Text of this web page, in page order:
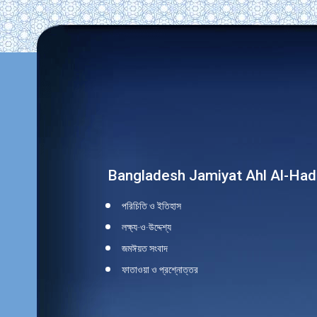
Bangladesh Jamiyat Ahl Al-
পরিচিতি ও ইতিহাস
লক্ষ্য-ও-উদ্দেশ্য
জমঈয়ত সংবাদ
ফাতাওয়া ও প্রশ্নোত্তর